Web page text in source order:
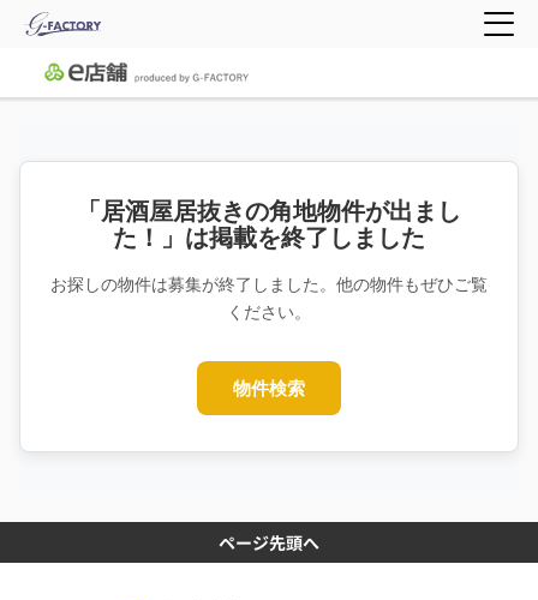
「居酒屋居抜きの角地物件が出まし
た！」は掲載を終了しました
お探しの物件は募集が終了しました。他の物件もぜひご覧
ください。
物件検索
ページ先頭へ